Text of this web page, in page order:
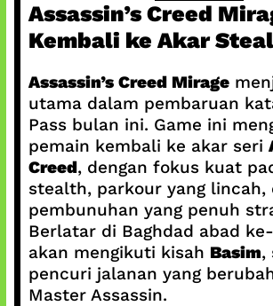
Assassin’s Creed
Kembali ke Akar
Assassin’s Creed Mirage
utama dalam pembaruan
Pass bulan ini. Game ini
pemain kembali ke akar seri
Creed, dengan fokus kuat
stealth, parkour yang lincah,
pembunuhan yang penuh
Berlatar di Baghdad abad
akan mengikuti kisah Basim,
pencuri jalanan yang
Master Assassin.